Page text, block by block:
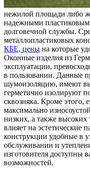
нежилой площади либо
надежными
долговечной службы.
металлопластиковых
КБЕ, цены на которые
Оконные изделия из
эксплуатации,
в пользовании. Данные
шумоизоляцию, имеют
герметично изолируют
сквозняка. Кроме
максимально
низких, а также высоких
влияет на эстетические
конструкции удобные в
обслуживании и
изготовителя доступны
возможностей.